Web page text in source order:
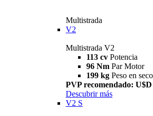
Multistrada
V2
Multistrada V2
113 cv Potencia
96 Nm Par Motor
199 kg Peso en seco
PVP recomendado: U$D
Descubrir más
V2 S